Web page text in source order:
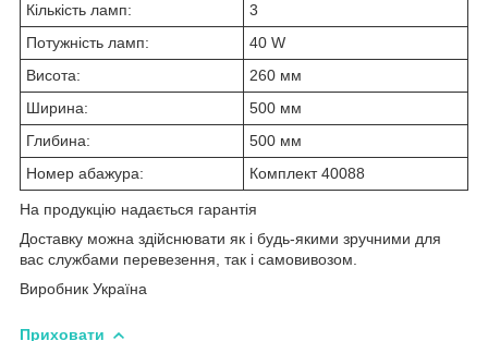
Кількість ламп:
3
Потужність ламп:
40 W
Висота:
260 мм
Ширина:
500 мм
Глибина:
500 мм
Номер абажура:
Комплект 40088
На продукцію надається гарантія
Доставку можна здійснювати як і будь-якими зручними для
вас службами перевезення, так і самовивозом.
Виробник Україна
Приховати